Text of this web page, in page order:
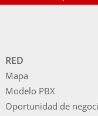
RED
Mapa
Modelo PBX
Oportunidad de